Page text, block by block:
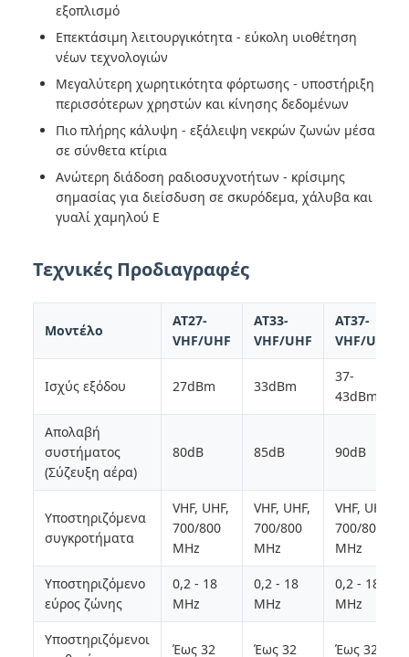
εξοπλισμό
Επεκτάσιμη λειτουργικότητα - εύκολη υιοθέτηση
νέων τεχνολογιών
Μεγαλύτερη χωρητικότητα φόρτωσης - υποστήριξη
περισσότερων χρηστών και κίνησης δεδομένων
Πιο πλήρης κάλυψη - εξάλειψη νεκρών ζωνών μέσα
σε σύνθετα κτίρια
Ανώτερη διάδοση ραδιοσυχνοτήτων - κρίσιμης
σημασίας για διείσδυση σε σκυρόδεμα, χάλυβα και
γυαλί χαμηλού E
Τεχνικές Προδιαγραφές
Μοντέλο
AT27-
VHF/UHF
AT33-
VHF/UHF
AT37-
VHF/UHF
Ισχύς εξόδου 27dBm 33dBm
37-
43dBm
Απολαβή
συστήματος
(Σύζευξη αέρα)
80dB 85dB 90dB
Υποστηριζόμενα
συγκροτήματα
VHF, UHF,
700/800
MHz
VHF, UHF,
700/800
MHz
VHF, UHF,
700/800
MHz
Υποστηριζόμενο
εύρος ζώνης
0,2 - 18
MHz
0,2 - 18
MHz
0,2 - 18
MHz
Υποστηριζόμενοι
Έως 32
Έως 32
Έως 32